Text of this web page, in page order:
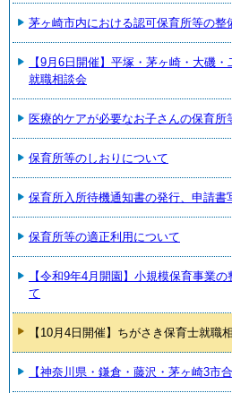
茅ヶ崎市内における認可保育所等の整
【9月6日開催】平塚・茅ヶ崎・大磯
就職相談会
医療的ケアが必要なお子さんの保育所
保育所等のしおりについて
保育所入所待機通知書の発行、申請書
保育所等の適正利用について
【令和9年4月開園】小規模保育事業
て
【10月4日開催】ちがさき保育士就職
【神奈川県・鎌倉・藤沢・茅ヶ崎3市